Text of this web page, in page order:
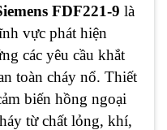
FDF221-9 là
vực phát hiện
các yêu cầu khắt
toàn cháy nổ. Thiết
biến hồng ngoại
từ chất lỏng, khí,